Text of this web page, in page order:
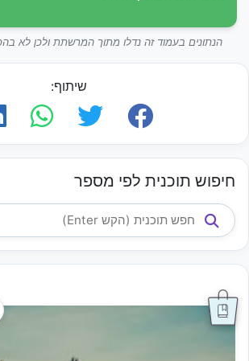
הנתונים בעמוד זה נדלו מתוך המרשתת ולכן לא
שיתוף:
חיפוש תוכנית לפי מספר